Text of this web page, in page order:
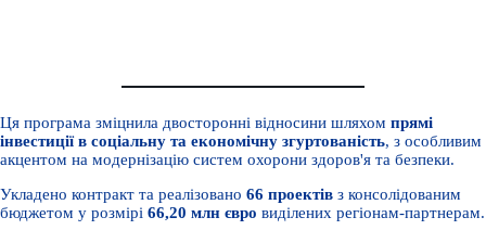
Ця програма зміцнила двосторонні відносини шляхом прямі
інвестиції в соціальну та економічну згуртованість, з особливим
акцентом на модернізацію систем охорони здоров'я та безпеки.
Укладено контракт та реалізовано 66 проектів з консолідованим
бюджетом у розмірі 66,20 млн євро виділених регіонам-партнерам.